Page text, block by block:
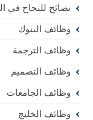
نصائح للنجاح في
وظائف البنوك
وظائف الترجمة
وظائف التصميم
وظائف الجامعات
وظائف الخليج